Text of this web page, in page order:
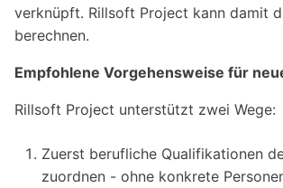
verknüpft. Rillsoft Project kann damit
berechnen.
Empfohlene Vorgehensweise für
Rillsoft Project unterstützt zwei Wege:
Zuerst berufliche Qualifikationen
zuordnen - ohne konkrete